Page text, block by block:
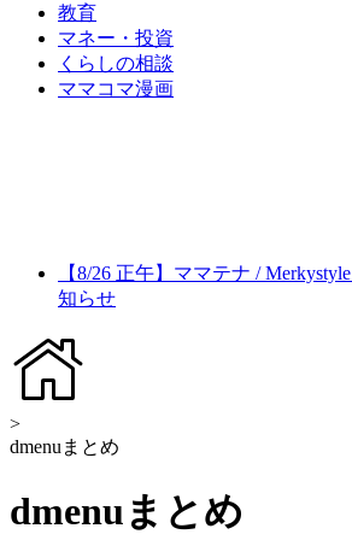
教育
マネー・投資
くらしの相談
ママコマ漫画
【8/26 正午】ママテナ /
知らせ
>
dmenuまとめ
dmenuまとめ